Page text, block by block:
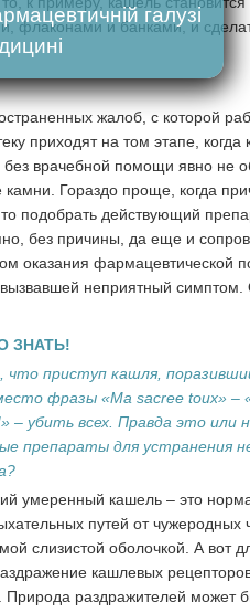
флаконами и банками, и
жалоб, с которой
приходят на том этапе,
врачебной помощи явно не
камни. Гораздо проще, когда
подобрать действующий
без причины, да еще и
оказания фармацевтической
неприятный
ЗНАТЬ!
что приступ кашля,
фразы «Ma sacree toux»
– убить всех. Правда это
препараты для устранения
умеренный кашель – это
путей от чужеродных
слизистой оболочкой. А вот
кашлевых
Природа раздражителей может
галузі